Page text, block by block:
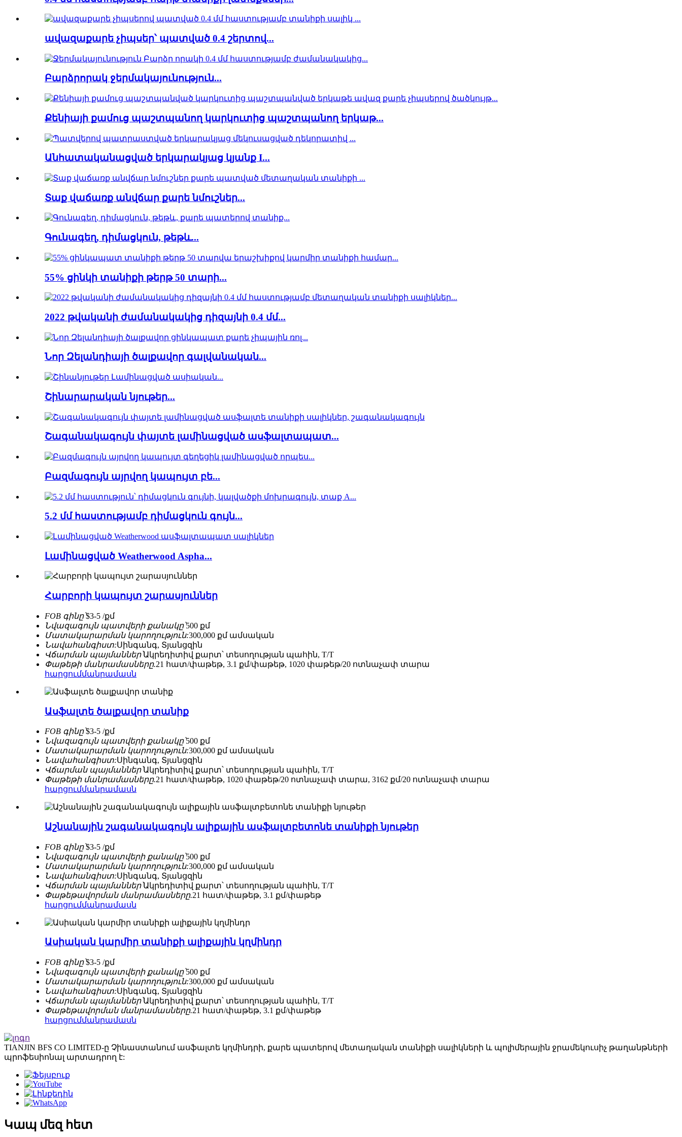
ավազաքարե չիպսեր՝ պատված 0.4 շերտով...
Բարձրորակ ջերմակայունություն...
Քենիայի քամուց պաշտպանող կարկուտից պաշտպանող երկաթ...
Անհատականացված երկարակյաց կյանք I...
Տաք վաճառք անվճար քարե նմուշներ...
Գունագեղ, դիմացկուն, թեթև...
55% ցինկի տանիքի թերթ 50 տարի...
2022 թվականի ժամանակակից դիզայնի 0.4 մմ...
Նոր Զելանդիայի ծալքավոր գալվանական...
Շինարարական նյութեր...
Շագանակագույն փայտե լամինացված ասֆալտապատ...
Բազմագույն այրվող կապույտ բե...
5.2 մմ հաստությամբ դիմացկուն գույն...
Լամինացված Weatherwood Aspha...
Հարբորի կապույտ շարասյուններ
FOB գինը՝$3-5 /քմ
Նվազագույն պատվերի քանակը՝500 քմ
Մատակարարման կարողություն:300,000 քմ ամսական
Նավահանգիստ:Սինգանգ, Տյանցզին
Վճարման պայմաններ՝Ակրեդիտիվ քարտ՝ տեսողության պահին, T/T
Փաթեթի մանրամասները.21 հատ/փաթեթ, 3.1 քմ/փաթեթ, 1020 փաթեթ/20 ոտնաչափ տարա
հարցումմանրամասն
Ասֆալտե ծալքավոր տանիք
FOB գինը՝$3-5 /քմ
Նվազագույն պատվերի քանակը՝500 քմ
Մատակարարման կարողություն:300,000 քմ ամսական
Նավահանգիստ:Սինգանգ, Տյանցզին
Վճարման պայմաններ՝Ակրեդիտիվ քարտ՝ տեսողության պահին, T/T
Փաթեթի մանրամասները.21 հատ/փաթեթ, 1020 փաթեթ/20 ոտնաչափ տարա, 3162 քմ/20 ոտնաչափ տարա
հարցումմանրամասն
Աշնանային շագանակագույն ալիքային ասֆալտբետոնե տանիքի նյութեր
FOB գինը՝$3-5 /քմ
Նվազագույն պատվերի քանակը՝500 քմ
Մատակարարման կարողություն:300,000 քմ ամսական
Նավահանգիստ:Սինգանգ, Տյանցզին
Վճարման պայմաններ՝Ակրեդիտիվ քարտ՝ տեսողության պահին, T/T
Փաթեթավորման մանրամասները.21 հատ/փաթեթ, 3.1 քմ/փաթեթ
հարցումմանրամասն
Ասիական կարմիր տանիքի ալիքային կղմինդր
FOB գինը՝$3-5 /քմ
Նվազագույն պատվերի քանակը՝500 քմ
Մատակարարման կարողություն:300,000 քմ ամսական
Նավահանգիստ:Սինգանգ, Տյանցզին
Վճարման պայմաններ՝Ակրեդիտիվ քարտ՝ տեսողության պահին, T/T
Փաթեթավորման մանրամասները.21 հատ/փաթեթ, 3.1 քմ/փաթեթ
հարցումմանրամասն
TIANJIN BFS CO LIMITED-ը Չինաստանում ասֆալտե կղմինդրի, քարե պատերով մետաղական տանիքի սալիկների և պոլիմերային ջրամեկուսիչ թաղանթների
պրոֆեսիոնալ արտադրող է:
Կապ մեզ հետ